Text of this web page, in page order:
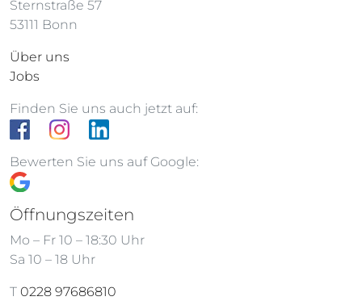
Sternstraße 57
53111 Bonn
Über uns
Jobs
Finden Sie uns auch jetzt auf:
Bewerten Sie uns auf Google:
Öffnungszeiten
Mo – Fr 10 – 18:30 Uhr
Sa 10 – 18 Uhr
T 0228 97686810